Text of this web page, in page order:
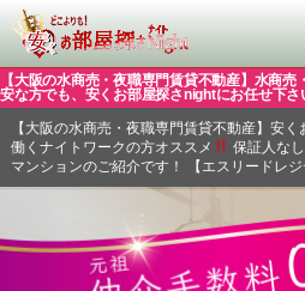
【大阪の水商売・夜職専門賃貸不動産】水商
安な方でも、安くお部屋探さnightにお任せ下さ
【大阪の水商売・夜職専門賃貸不動産】安
働くナイトワークの方オススメ
保証人な
マンションのご紹介です！ 【エスリードレジ